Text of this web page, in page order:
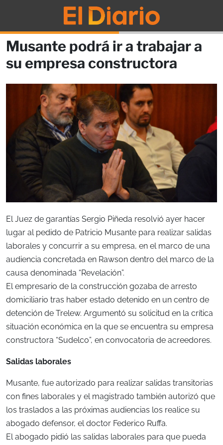
Musante podrá ir a trabajar a
su empresa constructora
El Juez de garantías Sergio Piñeda resolvió ayer hacer
lugar al pedido de Patricio Musante para realizar salidas
laborales y concurrir a su empresa, en el marco de una
audiencia concretada en Rawson dentro del marco de la
causa denominada “Revelación”.
El empresario de la construcción gozaba de arresto
domiciliario tras haber estado detenido en un centro de
detención de Trelew. Argumentó su solicitud en la crítica
situación económica en la que se encuentra su empresa
constructora “Sudelco”, en convocatoria de acreedores.
Salidas laborales
Musante, fue autorizado para realizar salidas transitorias
con fines laborales y el magistrado también autorizó que
los traslados a las próximas audiencias los realice su
abogado defensor, el doctor Federico Ruffa.
El abogado pidió las salidas laborales para que pueda